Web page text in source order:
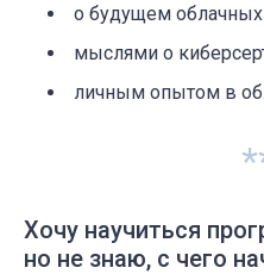
о будущем облачных
мыслями о
личным опытом в
Хочу научиться
но не знаю, с чего